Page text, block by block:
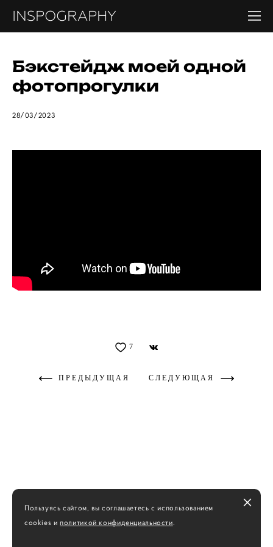
INSPOGRAPHY
28/03/2023
Бэкстейдж моей одной
фотопрогулки
7
ПРЕДЫДУЩАЯ СЛЕДУЮЩАЯ
Пользуясь сайтом, вы соглашаетесь с использованием
cookies иполитикой конфиденциальности.